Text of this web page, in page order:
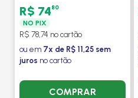
EM DIANTE MANUAL COM
OU SEM AR - DELPHI
R$ 7480
NO PIX
R$ 78,74 no cartão
ou em 7x de R$ 11,25 sem
juros no cartão
COMPRAR